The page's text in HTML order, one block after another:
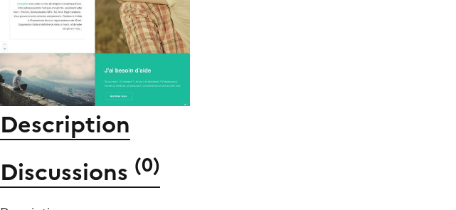
Description
Discussions (0)